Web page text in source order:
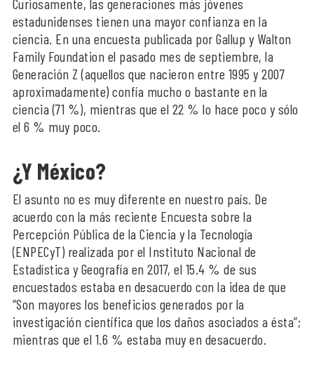
Curiosamente, las generaciones más jóvenes
estadunidenses tienen una mayor confianza en la
ciencia. En una encuesta publicada por Gallup y Walton
Family Foundation el pasado mes de septiembre, la
Generación Z (aquellos que nacieron entre 1995 y 2007
aproximadamente) confía mucho o bastante en la
ciencia (71 %), mientras que el 22 % lo hace poco y sólo
el 6 % muy poco.
¿Y México?
El asunto no es muy diferente en nuestro país. De
acuerdo con la más reciente Encuesta sobre la
Percepción Pública de la Ciencia y la Tecnología
(ENPECyT) realizada por el Instituto Nacional de
Estadística y Geografía en 2017, el 15.4 % de sus
encuestados estaba en desacuerdo con la idea de que
“Son mayores los beneficios generados por la
investigación científica que los daños asociados a ésta”;
mientras que el 1.6 % estaba muy en desacuerdo.